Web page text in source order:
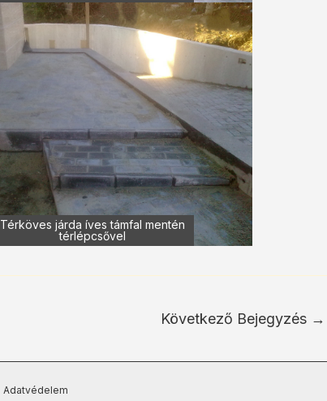
Térköves járda íves támfal mentén
térlépcsővel
Következő Bejegyzés →
Adatvédelem